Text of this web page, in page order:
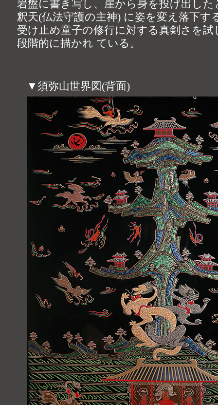
岩盤に書き写し、崖から身を投げ出し
釈天(仏法守護の主神) に姿を変え落下す
受け止め童子の修行に対する真剣さを
段階的に描かれ ている。
▼須弥山世界図(背面)